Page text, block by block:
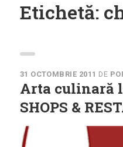
Rețete
Etichetă:
31 OCTOMBRIE 2011 DE
Arta culinară
SHOPS &